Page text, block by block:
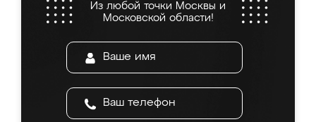
Из любой точки Москвы и
Московской области!